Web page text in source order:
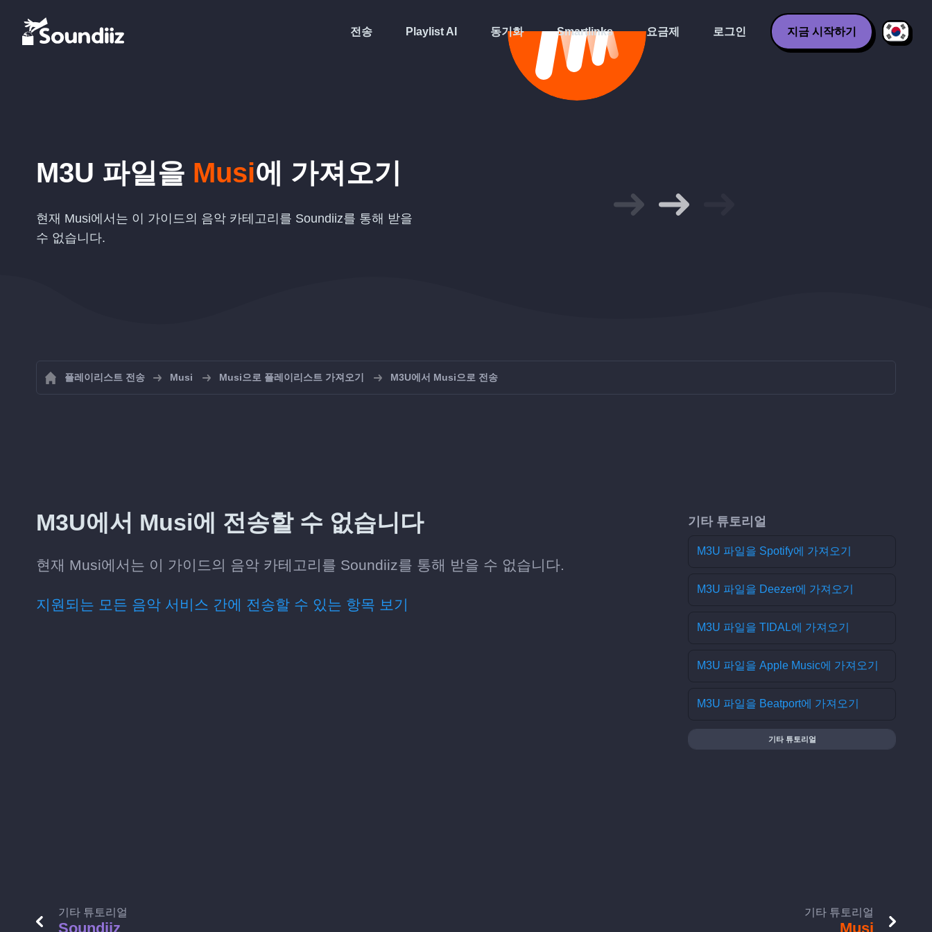
전송 Playlist AI 동기화 Smartlinks 요금제 로그인 지금 시작하기
M3U 파일을 Musi에 가져오기
현재 Musi에서는 이 가이드의 음악 카테고리를 Soundiiz를 통해 받을
수 없습니다.
플레이리스트 전송 Musi Musi으로 플레이리스트 가져오기 M3U에서 Musi으로 전송
M3U에서 Musi에 전송할 수 없습니다
현재 Musi에서는 이 가이드의 음악 카테고리를 Soundiiz를 통해 받을 수 없습니다.
지원되는 모든 음악 서비스 간에 전송할 수 있는 항목 보기
기타 튜토리얼
M3U 파일을 Spotify에 가져오기
M3U 파일을 Deezer에 가져오기
M3U 파일을 TIDAL에 가져오기
M3U 파일을 Apple Music에 가져오기
M3U 파일을 Beatport에 가져오기
기타 튜토리얼
기타 튜토리얼
Soundiiz
기타 튜토리얼
Musi